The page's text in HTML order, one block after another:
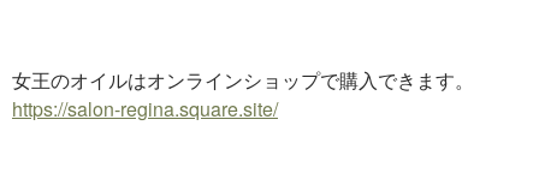
女王のオイルはオンラインショップで購入できます。
https://salon-regina.square.site/